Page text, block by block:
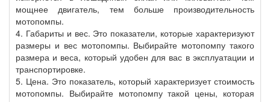
мощнее двигатель, тем больше производительность
мотопомпы.
4. Габариты и вес. Это показатели, которые характеризуют
размеры и вес мотопомпы. Выбирайте мотопомпу такого
размера и веса, который удобен для вас в эксплуатации и
транспортировке.
5. Цена. Это показатель, который характеризует стоимость
мотопомпы. Выбирайте мотопомпу такой цены, которая